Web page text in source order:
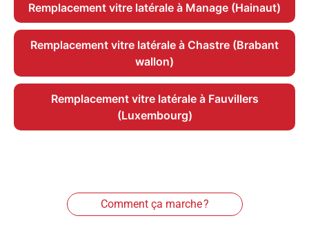
Remplacement vitre latérale à Manage (Hainaut)
Remplacement vitre latérale à Chastre (Brabant
wallon)
Remplacement vitre latérale à Fauvillers
(Luxembourg)
Comment ça marche ?